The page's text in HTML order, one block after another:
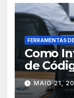
FERRAMENTAS
Como
de
deMAIO 21,